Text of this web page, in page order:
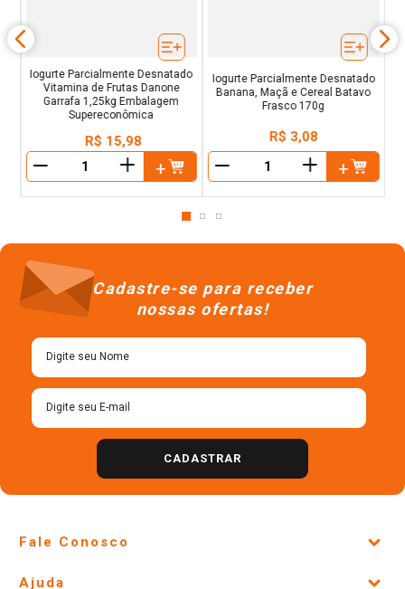
Iogurte Parcialmente Desnatado
Vitamina de Frutas Danone
Garrafa 1,25kg Embalagem
Supereconômica
R$ 15,98
＋
Iogurte Parcialmente Desnatado
Banana, Maçã e Cereal Batavo
Frasco 170g
R$ 3,08
＋
Cadastre-se para receber
nossas ofertas!
CADASTRAR
Fale Conosco
Ajuda